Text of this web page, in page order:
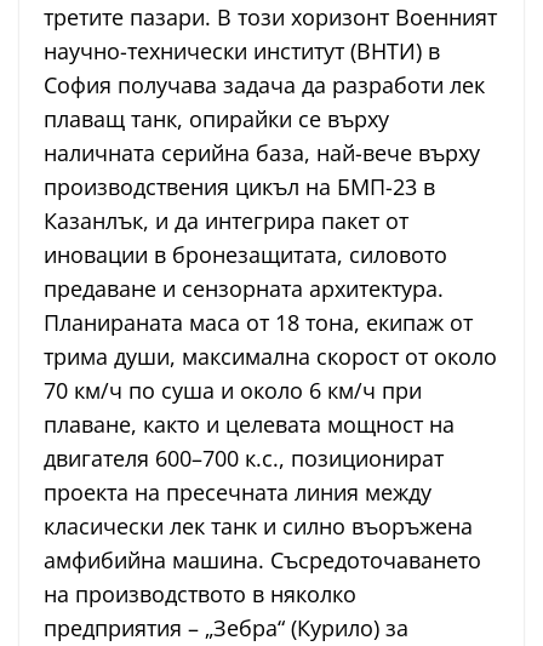
третите пазари. В този хоризонт Военният
научно-технически институт (ВНТИ) в
София получава задача да разработи лек
плаващ танк, опирайки се върху
наличната серийна база, най-вече върху
производствения цикъл на БМП-23 в
Казанлък, и да интегрира пакет от
иновации в бронезащитата, силовото
предаване и сензорната архитектура.
Планираната маса от 18 тона, екипаж от
трима души, максимална скорост от около
70 км/ч по суша и около 6 км/ч при
плаване, както и целевата мощност на
двигателя 600–700 к.с., позиционират
проекта на пресечната линия между
класически лек танк и силно въоръжена
амфибийна машина. Съсредоточаването
на производството в няколко
предприятия – „Зебра“ (Курило) за